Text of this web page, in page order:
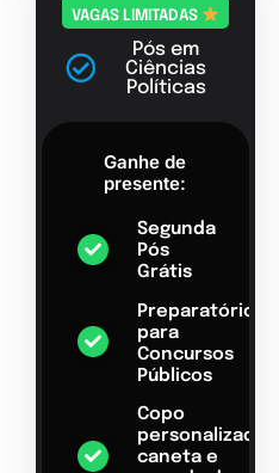
VAGAS LIMITADAS
Pós em
Ciências
Políticas
Ganhe de
presente:
Segunda
Pós
Grátis
Preparatório
para
Concursos
Públicos
Copo
personalizado,
caneta e